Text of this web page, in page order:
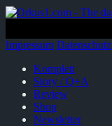
Zum
springen
Impressum Datenschutz
Komplett
Story / Q+A
Review
Shop
Newsletter